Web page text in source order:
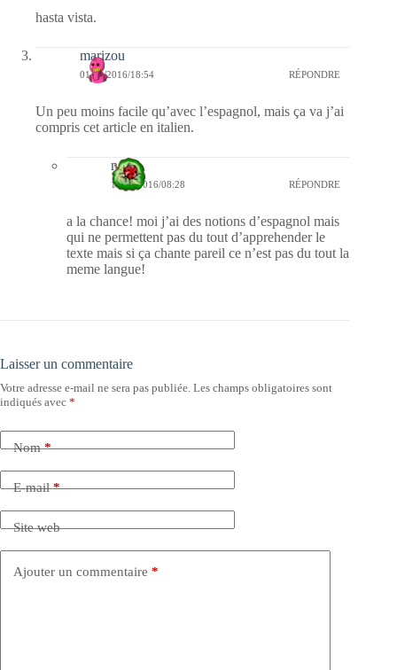
hasta vista.
marizou
01/04/2016/18:54 RÉPONDRE
Un peu moins facile qu’avec l’espagnol, mais ça va j’ai
compris cet article en italien.
nessa
10/04/2016/08:28 RÉPONDRE
a la chance! moi j’ai des notions d’espagnol mais
qui ne permettent pas du tout d’apprehender le
texte mais si ça chante pareil ce n’est pas du tout la
meme langue!
Laisser un commentaire
Votre adresse e-mail ne sera pas publiée. Les champs obligatoires sont
indiqués avec *
Nom*
E-mail*
Site web
Ajouter un commentaire *